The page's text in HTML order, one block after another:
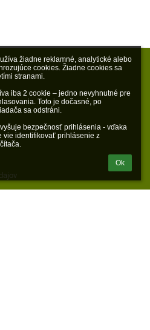
žiadne reklamné, analytické alebo
cookies. Žiadne cookies sa
stranami.
iba 2 cookie – jedno nevyhnutné pre
Toto je dočasné, po
sa odstráni.
bezpečnosť prihlásenia - vďaka
vie identifikovať prihlásenie z
Ok